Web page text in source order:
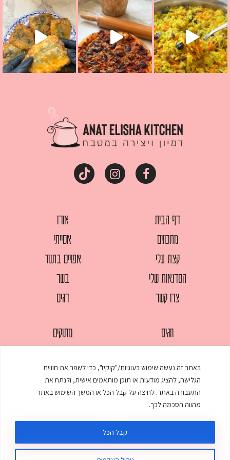
באתר זה נעשה שימוש בעוגיות/"קוקיז", כדי לשפר את חוויית
הגלישה, להציג מודעות או תוכן מותאמים אישית, ולנתח את
התעבורה באתר. לחיצה על קבל הכל או המשך השימוש באתר
מהווה הסכמה לכך.
קבל הכל
מז׳ווז׳ין או בתרגום לעברית, מחותניםמתכון ראש
דף הבית
מתכונים
קצת עלי
הסדנאות שלי
צרו קשר
אורז
אסייתי
אפויים בתנור
בשר
דגים
חגים
מאפים
ממולאים
מרקים
מתוקים
עוגות
עוף